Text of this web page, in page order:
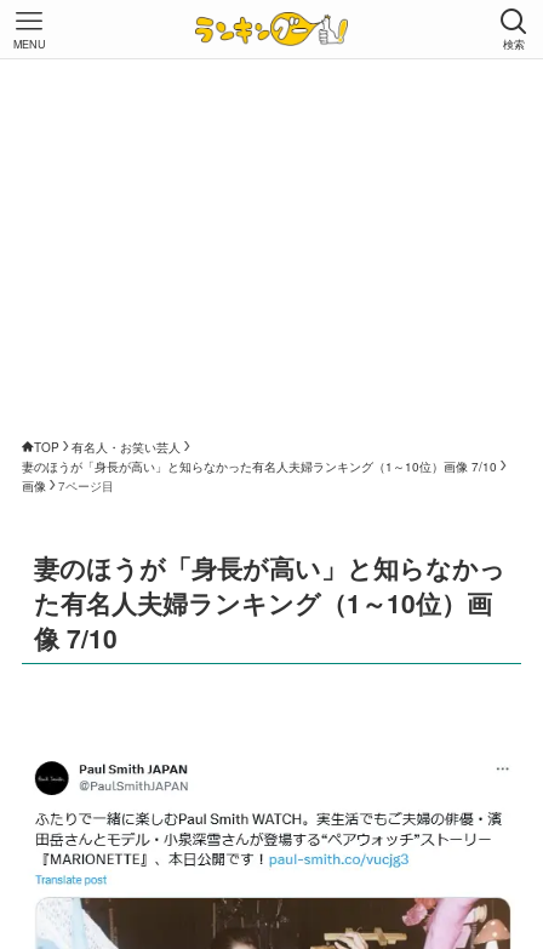
検索
MENU
TOP
有名人・お笑い芸人
妻のほうが「身長が高い」と知らなかった有名人夫婦ランキング（1～10位）画像 7/10
画像
7ページ目
妻のほうが「身長が高い」と知らなかっ
た有名人夫婦ランキング（1～10位）画
像 7/10